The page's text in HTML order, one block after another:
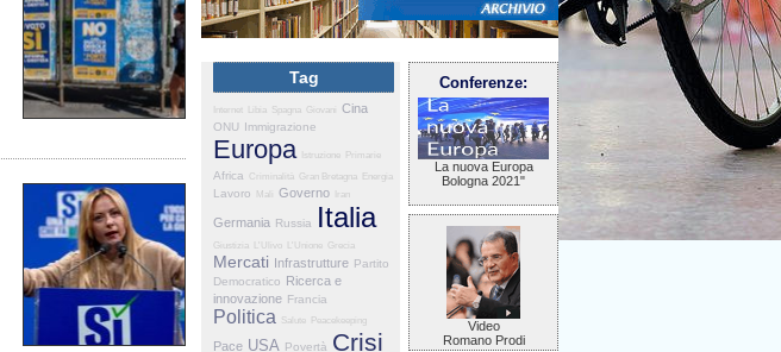
Tag
Internet Libia Spagna Giovani Cina
ONU Immigrazione
Europa Istruzione Primarie
Africa Criminalità Gran Bretagna Energia
Lavoro Mali Governo Iran
Germania Russia Italia
Giustizia L'Ulivo L'Unione Grecia
Mercati Infrastrutture Partito
Democratico Ricerca e
innovazione Francia
Politica Salute Peacekeeping
Pace USA Povertà Crisi
Conferenze:
La nuova Europa
Bologna 2021"
Video
Romano Prodi